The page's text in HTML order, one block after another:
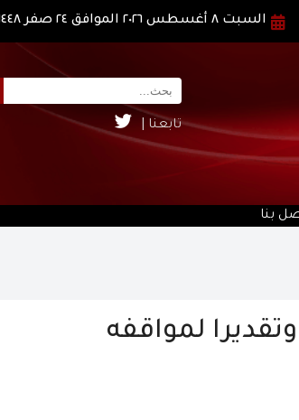
السبت ٨ أغسطس ٢٠٢٦ الموافق ٢٤ صفر ١٤٤٨ هـ
تابعنا |
بنا
لمواقفه